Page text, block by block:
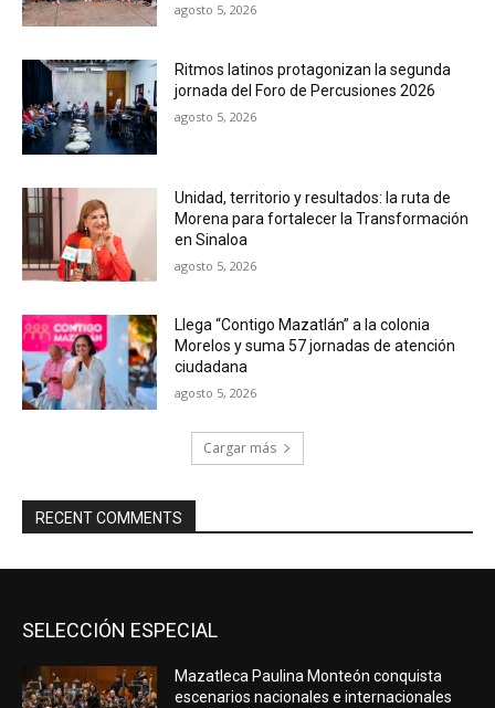
agosto 5, 2026
Ritmos latinos protagonizan la segunda
jornada del Foro de Percusiones 2026
agosto 5, 2026
Unidad, territorio y resultados: la ruta de
Morena para fortalecer la Transformación
en Sinaloa
agosto 5, 2026
Llega “Contigo Mazatlán” a la colonia
Morelos y suma 57 jornadas de atención
ciudadana
agosto 5, 2026
Cargar más
RECENT COMMENTS
SELECCIÓN ESPECIAL
Mazatleca Paulina Monteón conquista
escenarios nacionales e internacionales